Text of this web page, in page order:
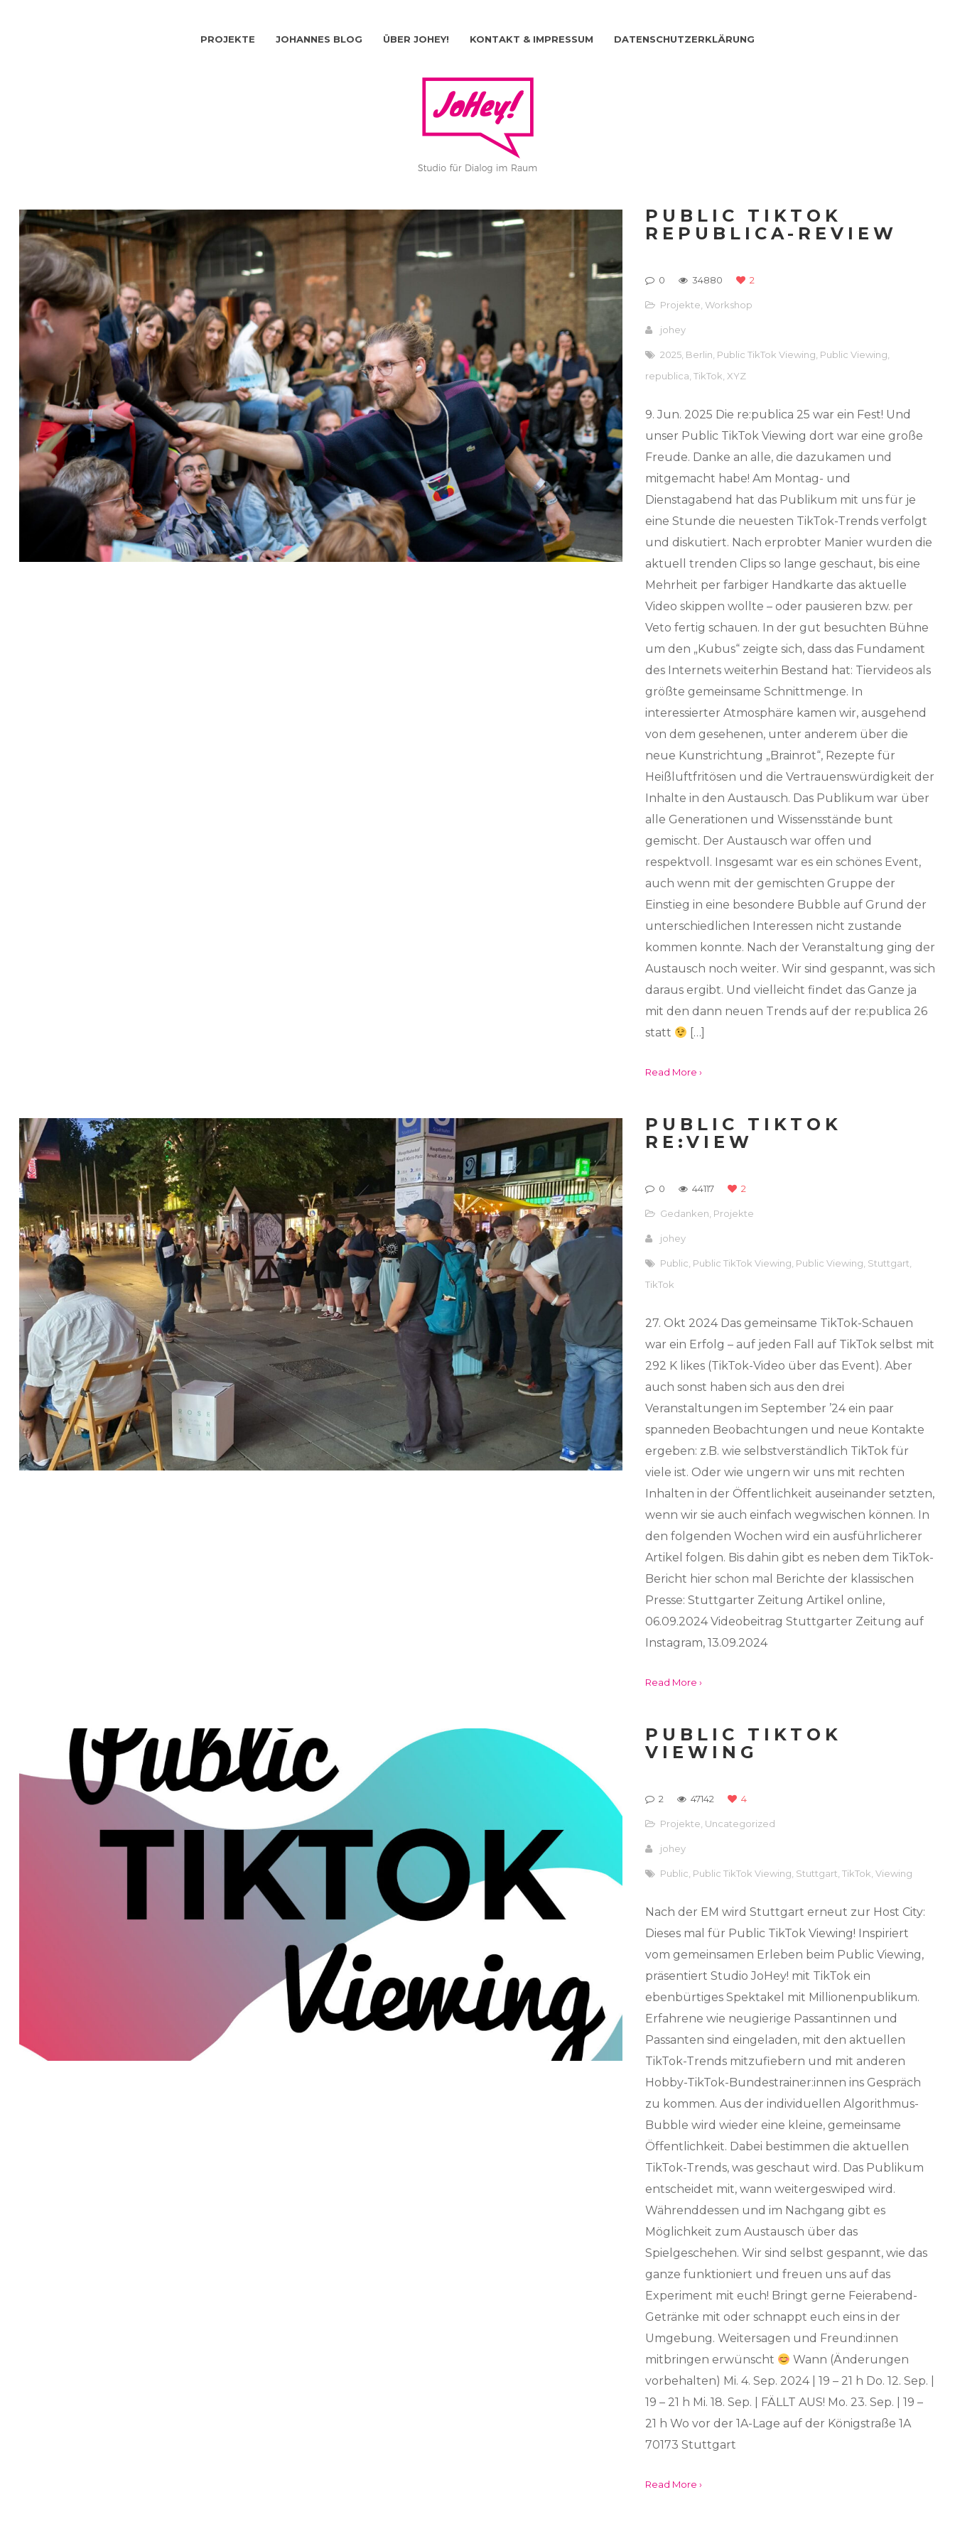
PROJEKTE JOHANNES BLOG ÜBER JOHEY! KONTAKT & IMPRESSUM DATENSCHUTZERKLÄRUNG
PUBLIC TIKTOK
REPUBLICA-REVIEW
0 34880 2
Projekte ,Workshop
johey
2025 Berlin Public TikTok Viewing Public Viewing
republica ,TikTok XYZ
9. Jun. 2025 Die re:publica 25 war ein Fest! Und
unser Public TikTok Viewing dort war eine große
Freude. Danke an alle, die dazukamen und
mitgemacht habe! Am Montag- und
Dienstagabend hat das Publikum mit uns für je
eine Stunde die neuesten TikTok-Trends verfolgt
und diskutiert. Nach erprobter Manier wurden die
aktuell trenden Clips so lange geschaut, bis eine
Mehrheit per farbiger Handkarte das aktuelle
Video skippen wollte – oder pausieren bzw. per
Veto fertig schauen. In der gut besuchten Bühne
um den „Kubus“ zeigte sich, dass das Fundament
des Internets weiterhin Bestand hat: Tiervideos als
größte gemeinsame Schnittmenge. In
interessierter Atmosphäre kamen wir, ausgehend
von dem gesehenen, unter anderem über die
neue Kunstrichtung „Brainrot“, Rezepte für
Heißluftfritösen und die Vertrauenswürdigkeit der
Inhalte in den Austausch. Das Publikum war über
alle Generationen und Wissensstände bunt
gemischt. Der Austausch war offen und
respektvoll. Insgesamt war es ein schönes Event,
auch wenn mit der gemischten Gruppe der
Einstieg in eine besondere Bubble auf Grund der
unterschiedlichen Interessen nicht zustande
kommen konnte. Nach der Veranstaltung ging der
Austausch noch weiter. Wir sind gespannt, was sich
daraus ergibt. Und vielleicht findet das Ganze ja
mit den dann neuen Trends auf der re:publica 26
statt
[…]
Read More ›
PUBLIC TIKTOK
RE:VIEW
0 44117 2
Gedanken Projekte
johey
Public Public TikTok Viewing Public Viewing Stuttgart
TikTok
27. Okt 2024 Das gemeinsame TikTok-Schauen
war ein Erfolg – auf jeden Fall auf TikTok selbst mit
292 K likes (TikTok-Video über das Event). Aber
auch sonst haben sich aus den drei
Veranstaltungen im September ’24 ein paar
spanneden Beobachtungen und neue Kontakte
ergeben: z.B. wie selbstverständlich TikTok für
viele ist. Oder wie ungern wir uns mit rechten
Inhalten in der Öffentlichkeit auseinander setzten,
wenn wir sie auch einfach wegwischen können. In
den folgenden Wochen wird ein ausführlicherer
Artikel folgen. Bis dahin gibt es neben dem TikTok-
Bericht hier schon mal Berichte der klassischen
Presse: Stuttgarter Zeitung Artikel online,
06.09.2024 Videobeitrag Stuttgarter Zeitung auf
Instagram, 13.09.2024
Read More ›
PUBLIC TIKTOK
VIEWING
2 47142 4
Projekte Uncategorized
johey
Public Public TikTok Viewing Stuttgart ,TikTok ,Viewing
Nach der EM wird Stuttgart erneut zur Host City:
Dieses mal für Public TikTok Viewing! Inspiriert
vom gemeinsamen Erleben beim Public Viewing,
präsentiert Studio JoHey! mit TikTok ein
ebenbürtiges Spektakel mit Millionenpublikum.
Erfahrene wie neugierige Passantinnen und
Passanten sind eingeladen, mit den aktuellen
TikTok-Trends mitzufiebern und mit anderen
Hobby-TikTok-Bundestrainer:innen ins Gespräch
zu kommen. Aus der individuellen Algorithmus-
Bubble wird wieder eine kleine, gemeinsame
Öffentlichkeit. Dabei bestimmen die aktuellen
TikTok-Trends, was geschaut wird. Das Publikum
entscheidet mit, wann weitergeswiped wird.
Währenddessen und im Nachgang gibt es
Möglichkeit zum Austausch über das
Spielgeschehen. Wir sind selbst gespannt, wie das
ganze funktioniert und freuen uns auf das
Experiment mit euch! Bringt gerne Feierabend-
Getränke mit oder schnappt euch eins in der
Umgebung. Weitersagen und Freund:innen
mitbringen erwünscht
Wann (Änderungen
vorbehalten) Mi. 4. Sep. 2024 | 19 – 21 h Do. 12. Sep. |
19 – 21 h Mi. 18. Sep. | FÄLLT AUS! Mo. 23. Sep. | 19 –
21 h Wo vor der 1A-Lage auf der Königstraße 1A
70173 Stuttgart
Read More ›